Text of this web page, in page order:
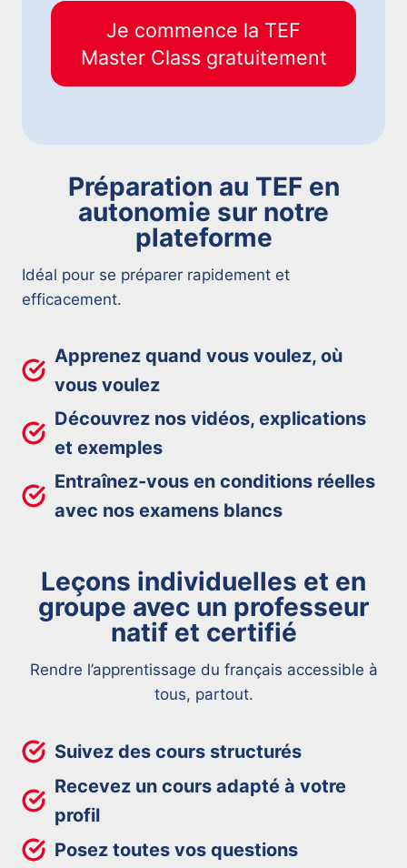
Je commence la TEF
Master Class gratuitement
Préparation au TEF en
autonomie sur notre
plateforme
Idéal pour se préparer rapidement et
efficacement.
Apprenez quand vous voulez, où
vous voulez
Découvrez nos vidéos, explications
et exemples
Entraînez-vous en conditions réelles
avec nos examens blancs
Leçons individuelles et en
groupe avec un professeur
natif et certifié
Rendre l’apprentissage du français accessible à
tous, partout.
Suivez des cours structurés
Recevez un cours adapté à votre
profil
Posez toutes vos questions